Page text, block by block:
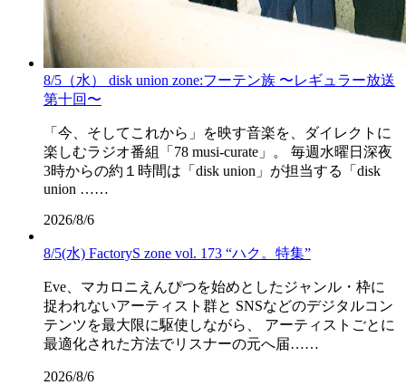
8/5（水） disk union zone:フーテン族 〜レギュラー放送
第十回〜
「今、そしてこれから」を映す音楽を、ダイレクトに
楽しむラジオ番組「78 musi-curate」。 毎週水曜日深夜
3時からの約１時間は「disk union」が担当する「disk
union ……
2026/8/6
8/5(水) FactoryS zone vol. 173 “ハク。特集”
Eve、マカロニえんぴつを始めとしたジャンル・枠に
捉われないアーティスト群と SNSなどのデジタルコン
テンツを最大限に駆使しながら、 アーティストごとに
最適化された方法でリスナーの元へ届……
2026/8/6